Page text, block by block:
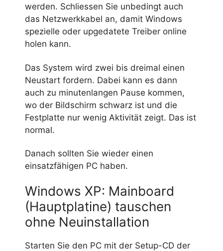
werden. Schliessen Sie unbedingt auch
das Netzwerkkabel an, damit Windows
spezielle oder upgedatete Treiber online
holen kann.
Das System wird zwei bis dreimal einen
Neustart fordern. Dabei kann es dann
auch zu minutenlangen Pause kommen,
wo der Bildschirm schwarz ist und die
Festplatte nur wenig Aktivität zeigt. Das ist
normal.
Danach sollten Sie wieder einen
einsatzfähigen PC haben.
Windows XP: Mainboard
(Hauptplatine) tauschen
ohne Neuinstallation
Starten Sie den PC mit der Setup-CD der